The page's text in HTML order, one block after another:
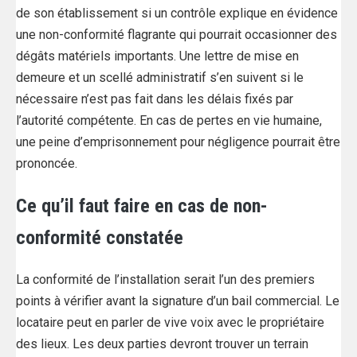
de son établissement si un contrôle explique en évidence
une non-conformité flagrante qui pourrait occasionner des
dégâts matériels importants. Une lettre de mise en
demeure et un scellé administratif s’en suivent si le
nécessaire n’est pas fait dans les délais fixés par
l’autorité compétente. En cas de pertes en vie humaine,
une peine d’emprisonnement pour négligence pourrait être
prononcée.
Ce qu’il faut faire en cas de non-
conformité constatée
La conformité de l’installation serait l’un des premiers
points à vérifier avant la signature d’un bail commercial. Le
locataire peut en parler de vive voix avec le propriétaire
des lieux. Les deux parties devront trouver un terrain